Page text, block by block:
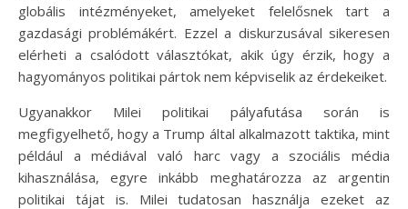
globális intézményeket, amelyeket felelősnek tart a
gazdasági problémákért. Ezzel a diskurzusával sikeresen
elérheti a csalódott választókat, akik úgy érzik, hogy a
hagyományos politikai pártok nem képviselik az érdekeiket.
Ugyanakkor Milei politikai pályafutása során is
megfigyelhető, hogy a Trump által alkalmazott taktika, mint
például a médiával való harc vagy a szociális média
kihasználása, egyre inkább meghatározza az argentin
politikai tájat is. Milei tudatosan használja ezeket az